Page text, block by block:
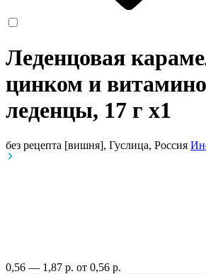
Леденцовая
цинком и
леденцы, 17 г x1
без рецепта [вишня], Гуслица, Россия
0,56 — 1,87 р. от 0,56 р.